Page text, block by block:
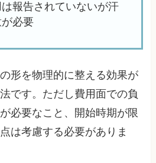
報告されていないが汗
必要
形を物理的に整える効果が
です。ただし費用面での負
必要なこと、開始時期が限
は考慮する必要がありま